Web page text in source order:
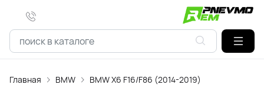
Главная BMW BMW X6 F16/F86 (2014-2019)